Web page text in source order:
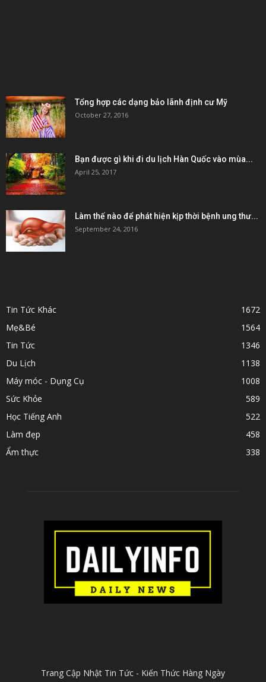
Tổng hợp các dạng bảo lãnh định cư Mỹ
October 27, 2016
Bạn được gì khi đi du lịch Hàn Quốc vào mùa...
April 25, 2017
Làm thế nào để phát hiện kịp thời bệnh ung thư...
September 24, 2016
Tin Tức Khác
1672
Mẹ&Bé
1564
Tin Tức
1346
Du Lịch
1138
Máy móc - Dụng Cụ
1008
Sức Khỏe
589
Học Tiếng Anh
522
Làm đẹp
458
Ẩm thực
338
Trang Cập Nhật Tin Tức - Kiến Thức Hàng Ngày